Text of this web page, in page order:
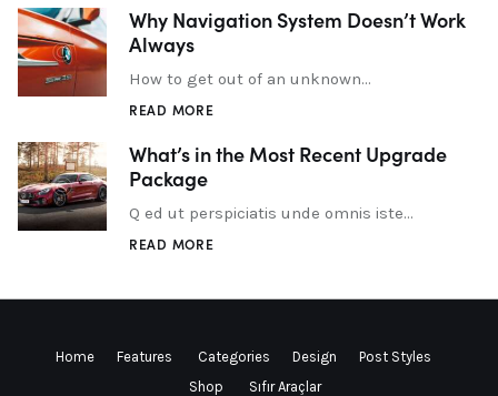
Why Navigation System Doesn’t Work
Always
How to get out of an unknown…
READ MORE
What’s in the Most Recent Upgrade
Package
Q ed ut perspiciatis unde omnis iste…
READ MORE
Home Features Categories Design
Post Styles
Shop
Sıfır Araçlar